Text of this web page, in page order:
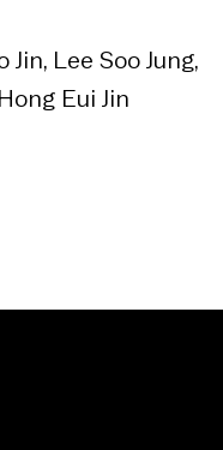
Jin, Lee Soo Jung,
Eui Jin